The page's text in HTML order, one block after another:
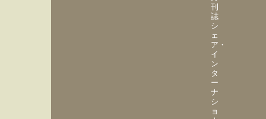
刊
誌
シ
ェ
ア・
イ
ン
タ
ー
ナ
シ
ョ